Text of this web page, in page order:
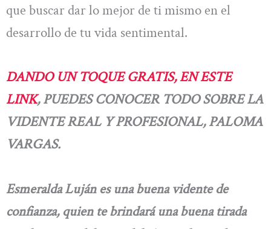
que buscar dar lo mejor de ti mismo en el
desarrollo de tu vida sentimental.
DANDO UN TOQUE GRATIS, EN ESTE
LINK, PUEDES CONOCER TODO SOBRE LA
VIDENTE REAL Y PROFESIONAL, PALOMA
VARGAS.
Esmeralda Luján es una buena vidente de
confianza, quien te brindará una buena tirada